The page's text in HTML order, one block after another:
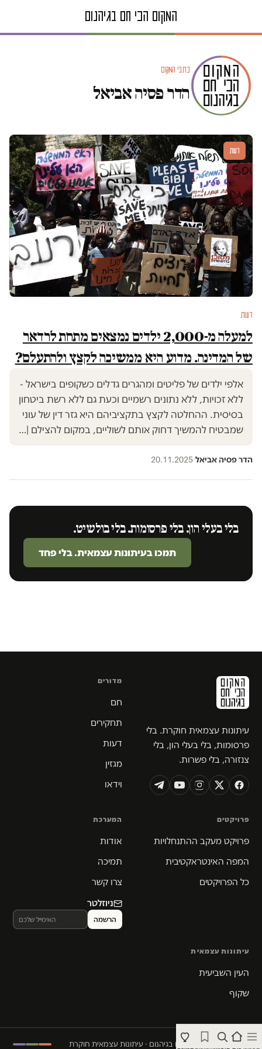
כתבי המקום
הדר פסיה אביאל
דעות
דעות
למעלה מ-2,000 ילדים נמצאים מתחת לרדאר
של המדינה. מדוע היא ממשיכה לקצץ ולהתעלם?
אלפי ילדים של פליטים ומהגרים גדלים כשקופים בישראל -
ללא זכויות, ללא נתונים רשמיים וכעת גם ללא רשת ביטחון
בסיסית. ההחלטה לקצץ בתקציביהם היא גזר דין של עוני
שמבטיח להמשיך דחוק אותם לשוליים, במקום להצילם |…
הדר פסיה אביאל·
20.11.2025
בלי בעלי הון. בלי פרסומות. בלי בולשיט.
תמכו בעיתונות עצמאית. בלי פחד
עיתונות עצמאית חוקרת. בלי
פרסומות, בלי בעלי הון, בלי
צנזורה, בלי פשרות.
מדורים
חם
תחקירים
דעות
מגזין
וידאו
פרויקטים
פרויקט מעקב ההתנחלויות
המפה האינטראקטיבית
כל הפרויקטים
המערכת
אודות
תמיכה
צרו קשר
ניוזלטר
עיתונות עצמאית
העין השביעית
שקוף
© 2026 המקום הכי חם בגיהנום · עיתונות עצמאית חוקרת